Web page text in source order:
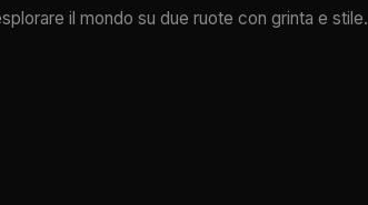
il mondo su due ruote con grinta e stile.